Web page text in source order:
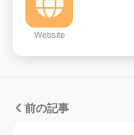
Website
前の記事